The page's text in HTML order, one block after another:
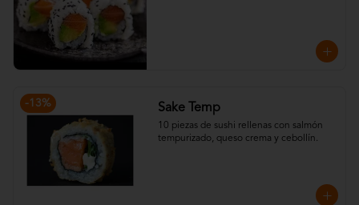
-13% Sake Temp
10 piezas de sushi rellenas con salmón
tempurizado, queso crema y cebollín.